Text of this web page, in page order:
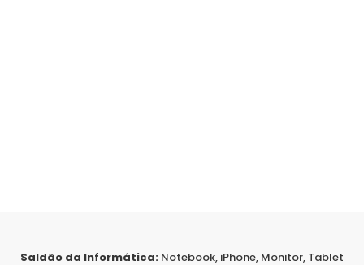
Saldão da Informática: Notebook, iPhone, Monitor, Tablet